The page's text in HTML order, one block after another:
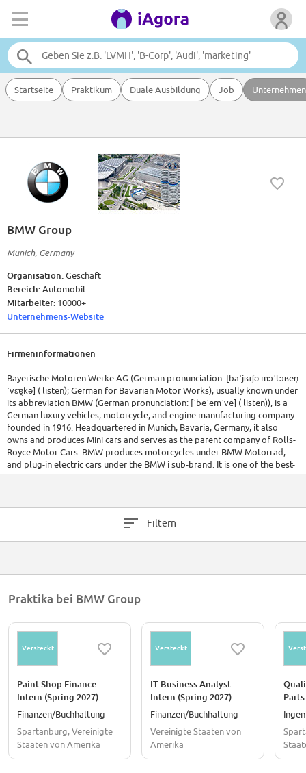
Startseite Praktikum Duale Ausbildung Job Unternehmen
BMW Group
Munich, Germany
Organisation:Geschäft
Bereich:Automobil
Mitarbeiter: 10000+
Unternehmens-Website
Firmeninformationen
Bayerische Motoren Werke AG (German pronunciation: [baˈjʁɪʃə mɔˈtɔʁen̩
ˈvɛɐ̯kə] ( listen); German for Bavarian Motor Works), usually known under
its abbreviation BMW (German pronunciation: [ˈbeˈemˈve] ( listen)), is a
German luxury vehicles, motorcycle, and engine manufacturing company
founded in 1916. Headquartered in Munich, Bavaria, Germany, it also
owns and produces Mini cars and serves as the parent company of Rolls-
Royce Motor Cars. BMW produces motorcycles under BMW Motorrad,
and plug-in electric cars under the BMW i sub-brand. It is one of the best-
selling luxury automakers in the world.[3] The company is a component
Filtern
Praktika bei BMW Group
Versteckt
Paint Shop Finance
Intern (Spring 2027)
Finanzen/Buchhaltung
Spartanburg, Vereinigte
Staaten von Amerika
Versteckt
IT Business Analyst
Intern (Spring 2027)
Finanzen/Buchhaltung
Vereinigte Staaten von
Amerika
and